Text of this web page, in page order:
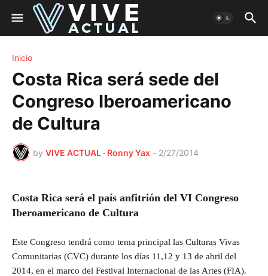
Inicio
Costa Rica será sede del
Congreso Iberoamericano
de Cultura
by VIVE ACTUAL · Ronny Yax - 2/27/2014
Costa Rica será el país anfitrión del VI Congreso
Iberoamericano de Cultura
Este Congreso tendrá como tema principal las Culturas Vivas
Comunitarias (CVC) durante los días 11,12 y 13 de abril del
2014, en el marco del Festival Internacional de las Artes (FIA).